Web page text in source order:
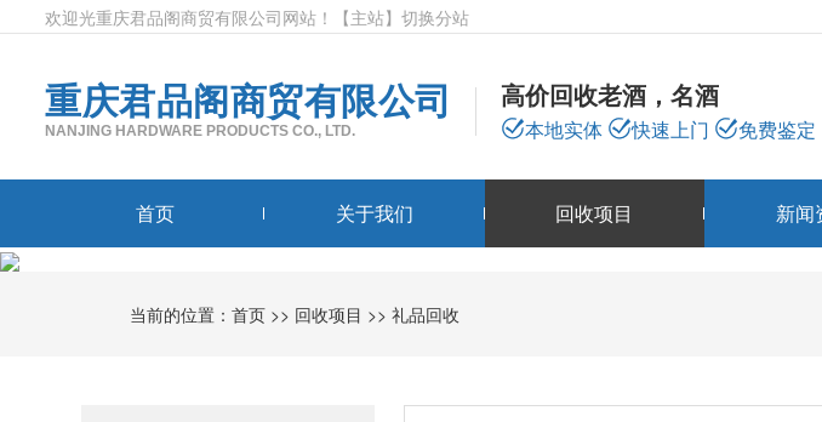
欢迎光重庆君品阁商贸有限公司网站！ 【主站】 切换分站
重庆君品阁商贸有限公司
NANJING HARDWARE PRODUCTS CO., LTD.
高价回收老酒，名酒
本地实体 快速上门 免费鉴定
首页 关于我们 回收项目 新闻
当前的位置：首页 >> 回收项目 >>礼品回收